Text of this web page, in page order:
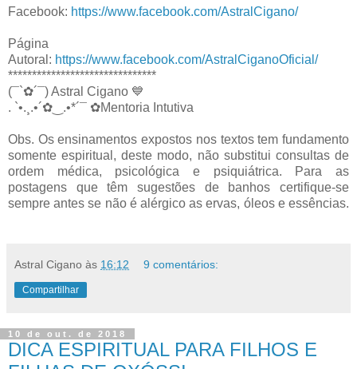
Facebook: https://www.facebook.com/AstralCigano/
Página
Autoral: https://www.facebook.com/AstralCiganoOficial/
*******************************
(¯`✿´¯) Astral Cigano 💙
. `•.¸.•´✿‿.•*´¯ ✿Mentoria Intutiva
Obs. Os ensinamentos expostos nos textos tem fundamento
somente espiritual, deste modo, não substitui consultas de
ordem médica, psicológica e psiquiátrica. Para as
postagens que têm sugestões de banhos certifique-se
sempre antes se não é alérgico as ervas, óleos e essências.
Astral Cigano às 16:12 9 comentários:
Compartilhar
10 de out. de 2018
DICA ESPIRITUAL PARA FILHOS E